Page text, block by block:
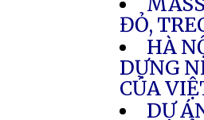
ĐỎ,
HÀ
DỰNG
CỦA
DỰ